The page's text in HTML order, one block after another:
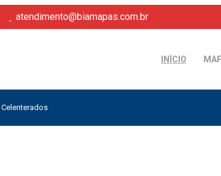
atendimento@biamapas.com.br
INÍCIO
Celenterados